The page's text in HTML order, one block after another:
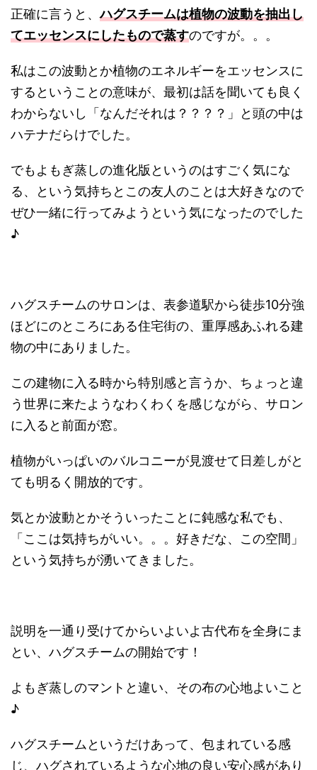
正確に言うと、ハグスチームは植物の波動を抽出し
てエッセンスにしたもので蒸すのですが。。。
私はこの波動とか植物のエネルギーをエッセンスに
するということの意味が、最初は話を聞いても良く
わからないし「なんだそれは？？？？」と頭の中は
ハテナだらけでした。
でもよもぎ蒸しの進化版というのはすごく気にな
る、という気持ちとこの友人のことは大好きなので
ぜひ一緒に行ってみようという気になったのでした
♪
ハグスチームのサロンは、表参道駅から徒歩10分強
ほどにのところにある住宅街の、重厚感あふれる建
物の中にありました。
この建物に入る時から特別感と言うか、ちょっと違
う世界に来たようなわくわくを感じながら、サロン
に入ると前面が窓。
植物がいっぱいのバルコニーが見渡せて日差しがと
ても明るく開放的です。
気とか波動とかそういったことに鈍感な私でも、
「ここは気持ちがいい。。。好きだな、この空間」
という気持ちが湧いてきました。
説明を一通り受けてからいよいよ古代布を全身にま
とい、ハグスチームの開始です！
よもぎ蒸しのマントと違い、その布の心地よいこと
♪
ハグスチームというだけあって、包まれている感
じ、ハグされているような心地の良い安心感があり